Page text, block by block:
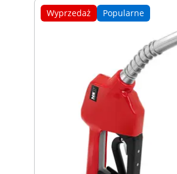
Wyprzedaż Popularne